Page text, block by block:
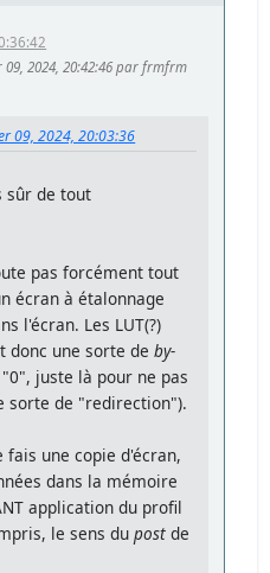
09, 2024, 20:42:46 par frmfrm
09, 2024, 20:03:36
sûr de tout
pas forcément tout
écran à étalonnage
l'écran. Les LUT(?)
donc une sorte deby-
juste là pour ne pas
sorte de "redirection").
fais une copie d'écran,
dans la mémoire
application du profil
le sens dupost de